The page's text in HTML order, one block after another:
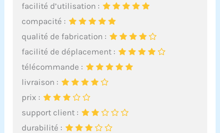
facilité d’utilisation :
compacité :
qualité de fabrication :
facilité de déplacement :
télécommande :
livraison :
prix :
support client :
durabilité :